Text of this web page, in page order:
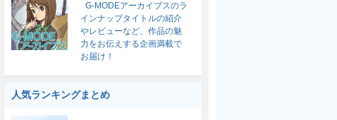
G-MODEアーカイブスのラ
インナップタイトルの紹介
やレビューなど、作品の魅
力をお伝えする企画満載で
お届け！
人気ランキングまとめ